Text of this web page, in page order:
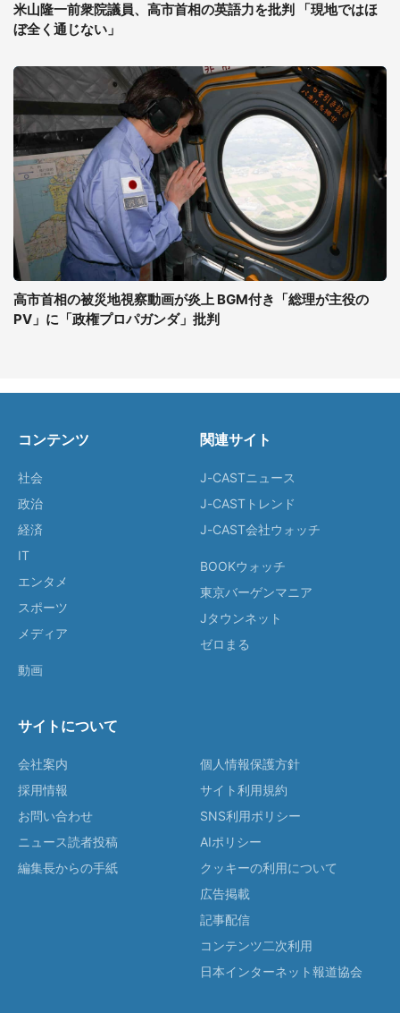
米山隆一前衆院議員、高市首相の英語力を批判 「現地ではほ
ぼ全く通じない」
高市首相の被災地視察動画が炎上 BGM付き「総理が主役の
PV」に「政権プロパガンダ」批判
コンテンツ
社会
政治
経済
IT
エンタメ
スポーツ
メディア
動画
関連サイト
J-CASTニュース
J-CASTトレンド
J-CAST会社ウォッチ
BOOKウォッチ
東京バーゲンマニア
Jタウンネット
ゼロまる
サイトについて
会社案内
採用情報
お問い合わせ
ニュース読者投稿
編集長からの手紙
個人情報保護方針
サイト利用規約
SNS利用ポリシー
AIポリシー
クッキーの利用について
広告掲載
記事配信
コンテンツ二次利用
日本インターネット報道協会